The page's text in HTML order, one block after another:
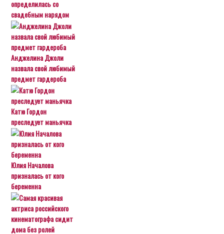
определилась со
свадебным нарядом
Анджелина Джоли
назвала свой любимый
предмет гардероба
Катю Гордон
преследует маньячка
Юлия Началова
призналась от кого
беременна